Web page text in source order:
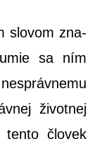
slo­vom zna­
sa ním
život­nej
člo­vek